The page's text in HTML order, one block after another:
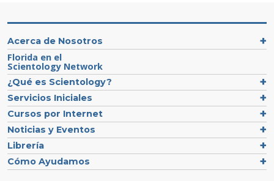
Acerca de Nosotros
Florida en el
Scientology Network
¿Qué es Scientology?
Servicios Iniciales
Cursos por Internet
Noticias y Eventos
Librería
Cómo Ayudamos